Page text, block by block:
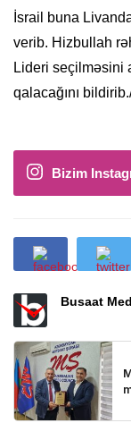
İsrail buna
verib. Hizbullah
Lideri seçilməsini
qalacağını
Bizim
Busaat